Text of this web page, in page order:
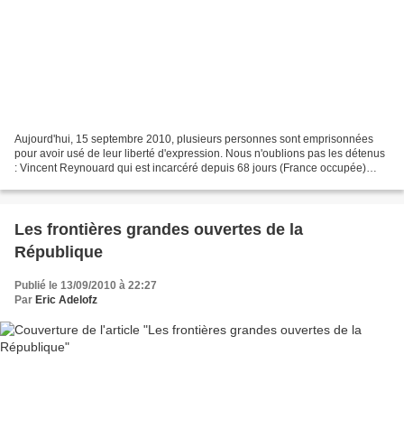
Aujourd'hui, 15 septembre 2010, plusieurs personnes sont emprisonnées
pour avoir usé de leur liberté d'expression. Nous n'oublions pas les détenus
: Vincent Reynouard qui est incarcéré depuis 68 jours (France occupée)
Les frontières grandes ouvertes de la
République
Publié le 13/09/2010 à 22:27
Par Eric Adelofz